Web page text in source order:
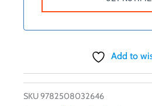
Add to
SKU9782508032646